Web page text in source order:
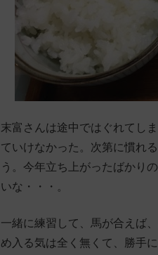
末富さんは途中ではぐれてし
ていけなかった。次第に慣れ
う。今年立ち上がったばかり
いな・・・。
一緒に練習して、馬が合えば
め入る気は全く無くて、勝手